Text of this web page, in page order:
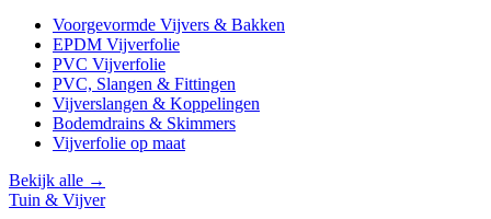
Voorgevormde Vijvers & Bakken
EPDM Vijverfolie
PVC Vijverfolie
PVC, Slangen & Fittingen
Vijverslangen & Koppelingen
Bodemdrains & Skimmers
Vijverfolie op maat
Bekijk alle →
Tuin & Vijver